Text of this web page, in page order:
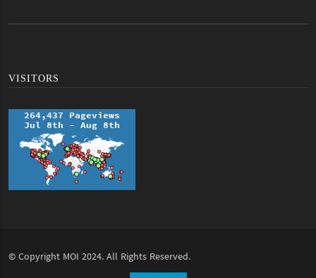
VISITORS
© Copyright MOI 2024. All Rights Reserved.